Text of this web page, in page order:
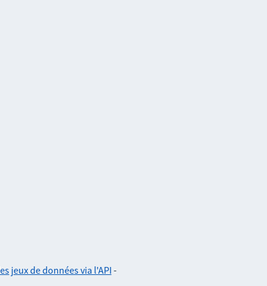
jeux de données via l'API -